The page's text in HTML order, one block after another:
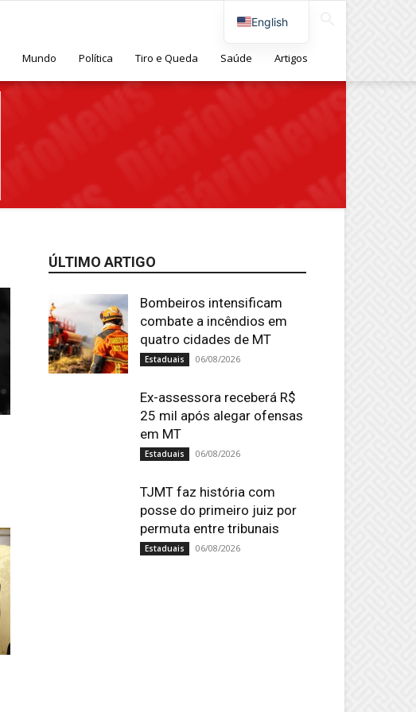
Mundo Política Tiro e Queda Saúde Artigos
ÚLTIMO ARTIGO
Bombeiros intensificam
combate a incêndios em
quatro cidades de MT
Estaduais 06/08/2026
Ex-assessora receberá R$
25 mil após alegar ofensas
em MT
Estaduais 06/08/2026
TJMT faz história com
posse do primeiro juiz por
permuta entre tribunais
Estaduais 06/08/2026
English